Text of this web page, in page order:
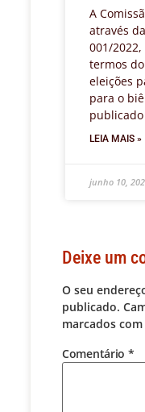
A
através
001/
termos
eleições
para o
LEIA MAIS »
junho 10,
Deixe um
O seu
publicado.
marcados com
Comentário *